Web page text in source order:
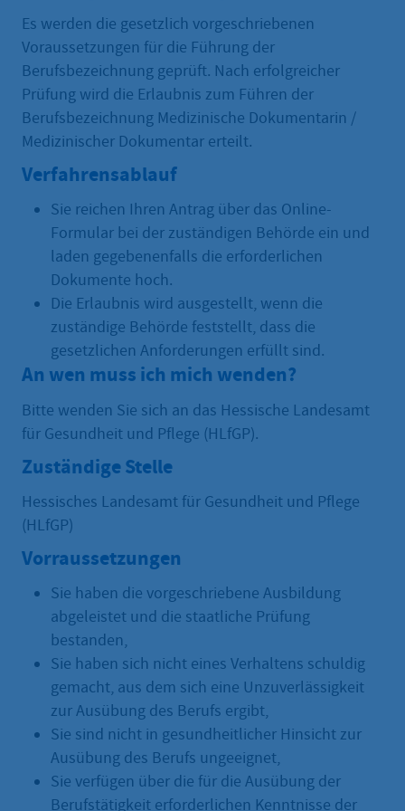
Es werden die gesetzlich vorgeschriebenen
Voraussetzungen für die Führung der
Berufsbezeichnung geprüft. Nach erfolgreicher
Prüfung wird die Erlaubnis zum Führen der
Berufsbezeichnung Medizinische Dokumentarin /
Medizinischer Dokumentar erteilt.
Verfahrensablauf
Sie reichen Ihren Antrag über das Online-
Formular bei der zuständigen Behörde ein und
laden gegebenenfalls die erforderlichen
Dokumente hoch.
Die Erlaubnis wird ausgestellt, wenn die
zuständige Behörde feststellt, dass die
gesetzlichen Anforderungen erfüllt sind.
An wen muss ich mich wenden?
Bitte wenden Sie sich an das Hessische Landesamt
für Gesundheit und Pflege (HLfGP).
Zuständige Stelle
Hessisches Landesamt für Gesundheit und Pflege
(HLfGP)
Vorraussetzungen
Sie haben die vorgeschriebene Ausbildung
abgeleistet und die staatliche Prüfung
bestanden,
Sie haben sich nicht eines Verhaltens schuldig
gemacht, aus dem sich eine Unzuverlässigkeit
zur Ausübung des Berufs ergibt,
Sie sind nicht in gesundheitlicher Hinsicht zur
Ausübung des Berufs ungeeignet,
Sie verfügen über die für die Ausübung der
Berufstätigkeit erforderlichen Kenntnisse der